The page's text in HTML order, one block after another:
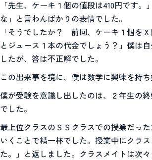
「先生、ケーキ１個の値段は410円です
な」と言わんばかりの表情でした。
「そうでしたか？ 前回、ケーキ１個を
とジュース１本の代金でしょう？」僕は
したが、答は不正解でした。
この出来事を境に、僕は数学に興味を持
僕が受験を意識し出したのは、２年生の
でした。
最上位クラスのＳＳクラスでの授業だっ
いくことで精一杯でした。授業中にクラ
た。」と返しました。クラスメイトは次